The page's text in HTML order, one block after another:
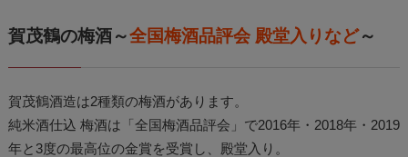
賀茂鶴の梅酒～全国梅酒品評会 殿堂入りなど～
賀茂鶴酒造は2種類の梅酒があります。
純米酒仕込 梅酒は「全国梅酒品評会」で2016年・2018年・2019
年と3度の最高位の金賞を受賞し、殿堂入り。